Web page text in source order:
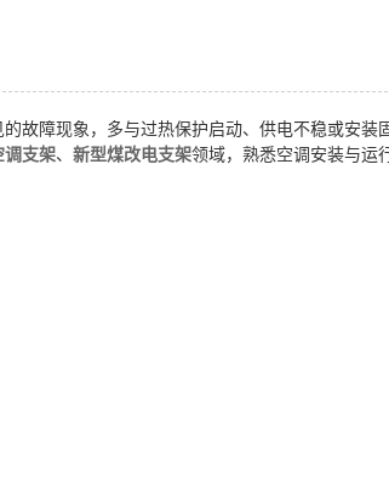
故障现象，多与过热保护启动、供电不稳或安装
调支架、 新型煤改电支架领域，熟悉空调安装与运